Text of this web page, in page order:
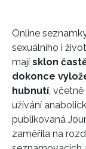
Online
sexuálního i
mají sklon
dokonce
hubnutí, včetně
užívání
publikovaná
zaměřila na